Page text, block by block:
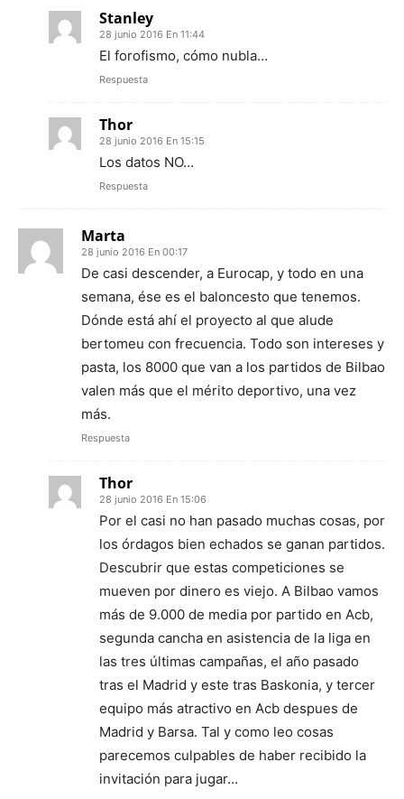
Stanley
28 junio 2016 En 11:44
El forofismo, cómo nubla…
Respuesta
Thor
28 junio 2016 En 15:15
Los datos NO…
Respuesta
Marta
28 junio 2016 En 00:17
De casi descender, a Eurocap, y todo en una
semana, ése es el baloncesto que tenemos.
Dónde está ahí el proyecto al que alude
bertomeu con frecuencia. Todo son intereses y
pasta, los 8000 que van a los partidos de Bilbao
valen más que el mérito deportivo, una vez
más.
Respuesta
Thor
28 junio 2016 En 15:06
Por el casi no han pasado muchas cosas, por
los órdagos bien echados se ganan partidos.
Descubrir que estas competiciones se
mueven por dinero es viejo. A Bilbao vamos
más de 9.000 de media por partido en Acb,
segunda cancha en asistencia de la liga en
las tres últimas campañas, el año pasado
tras el Madrid y este tras Baskonia, y tercer
equipo más atractivo en Acb despues de
Madrid y Barsa. Tal y como leo cosas
parecemos culpables de haber recibido la
invitación para jugar…